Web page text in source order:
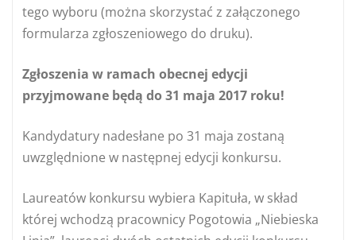
tego wyboru (można skorzystać z załączonego
formularza zgłoszeniowego do druku).
Zgłoszenia w ramach obecnej edycji
przyjmowane będą do 31 maja 2017 roku!
Kandydatury nadesłane po 31 maja zostaną
uwzględnione w następnej edycji konkursu.
Laureatów konkursu wybiera Kapituła, w skład
której wchodzą pracownicy Pogotowia „Niebieska